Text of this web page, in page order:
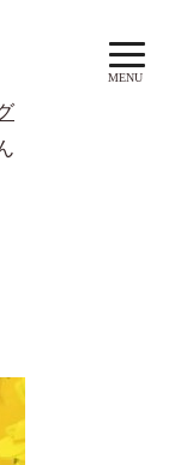
MENU